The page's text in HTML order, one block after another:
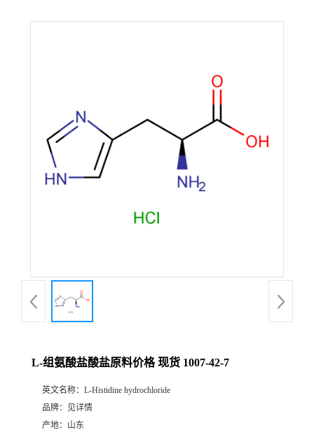
L-组氨酸盐酸盐原料价格 现货 1007-42-7
英文名称： L-Histidine hydrochloride
品牌：
见详情
产地： 山东